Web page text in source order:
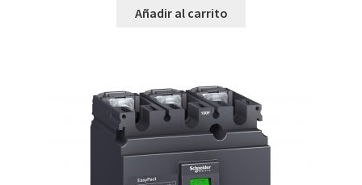
Añadir al carrito